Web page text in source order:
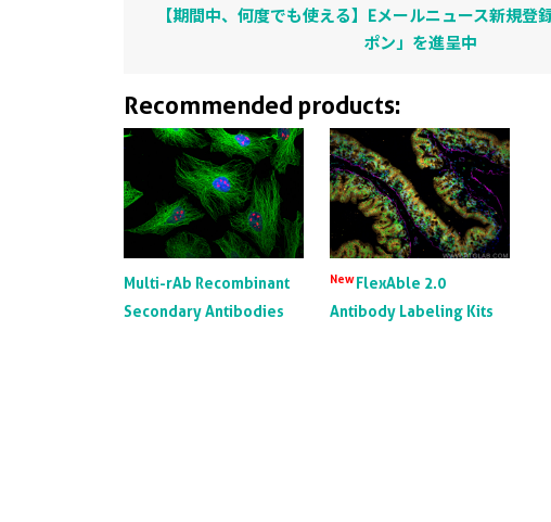
【期間中、何度でも使える】Eメールニュース新規登
ポン」を進呈中
Recommended products:
Multi-rAb Recombinant
Secondary Antibodies
NewFlexAble 2.0
Antibody Labeling Kits